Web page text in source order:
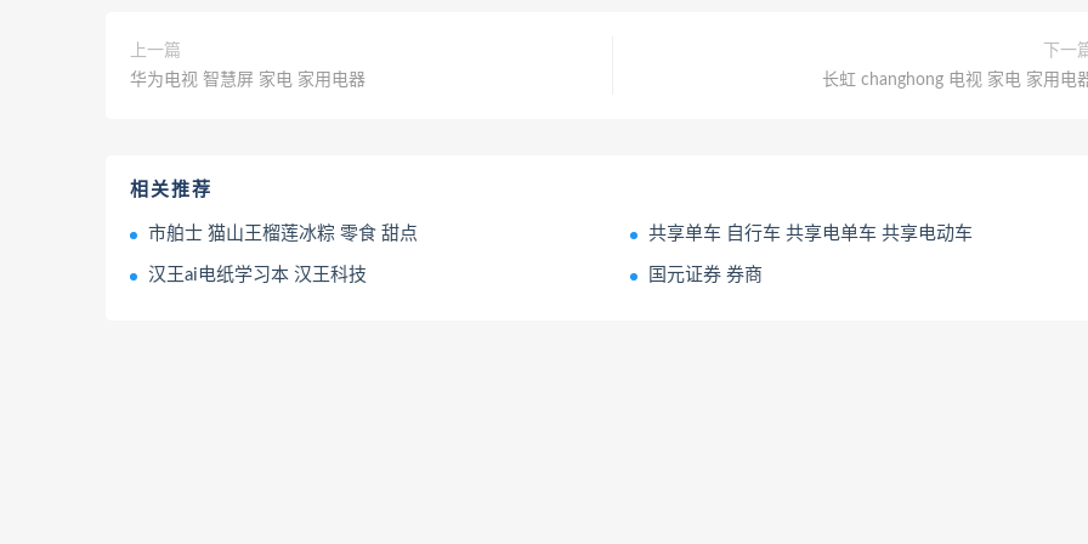
上一篇
华为电视 智慧屏 家电 家用电器
下一
长虹 changhong 电视 家电 家用电
相关推荐
市舶士 猫山王榴莲冰粽 零食 甜点 共享单车 自行车 共享电单车 共享电动车
汉王ai电纸学习本 汉王科技 国元证券 券商